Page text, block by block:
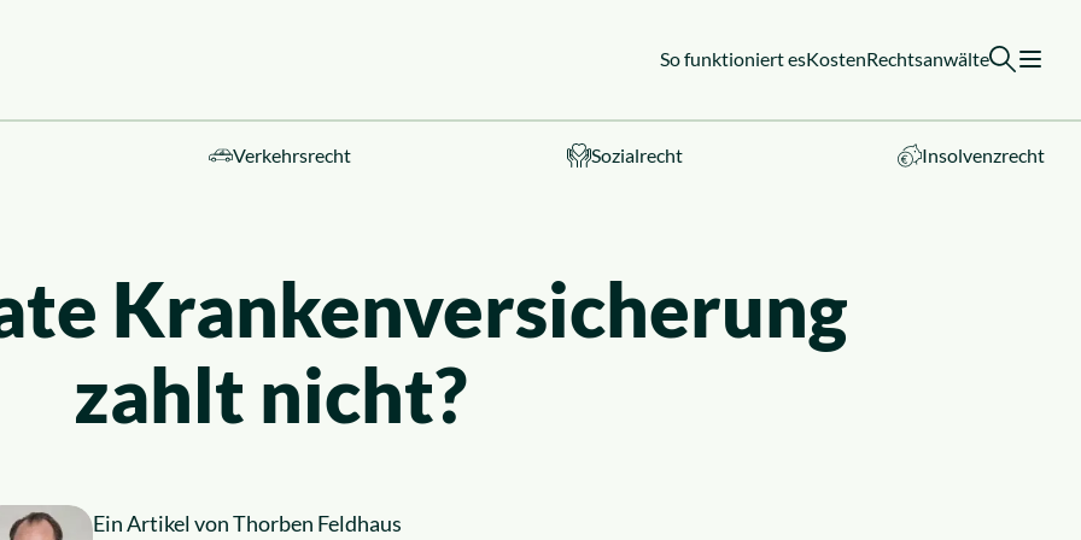
So funktioniert esKostenRechtsanwälte
Verkehrsrecht Sozialrecht Insolvenzrecht
Krankenversicherung
zahlt nicht?
Ein Artikel vonThorben Feldhaus